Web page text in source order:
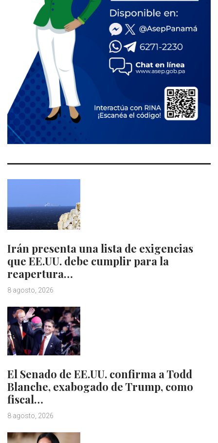
Irán presenta una lista de exigencias
que EE.UU. debe cumplir para la
reapertura…
8 agosto, 2026
El Senado de EE.UU. confirma a Todd
Blanche, exabogado de Trump, como
fiscal…
8 agosto, 2026